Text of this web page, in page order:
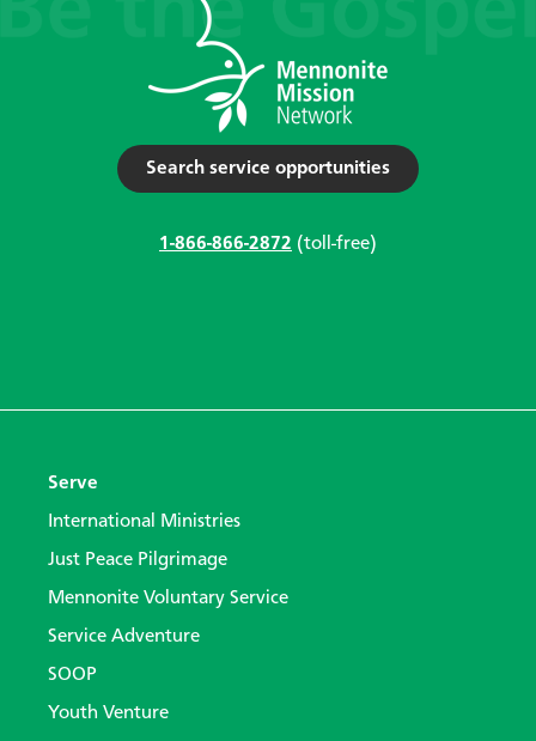
Search service opportunities
1-866-866-2872 (toll-free)
Serve
International Ministries
Just Peace Pilgrimage
Mennonite Voluntary Service
Service Adventure
SOOP
Youth Venture